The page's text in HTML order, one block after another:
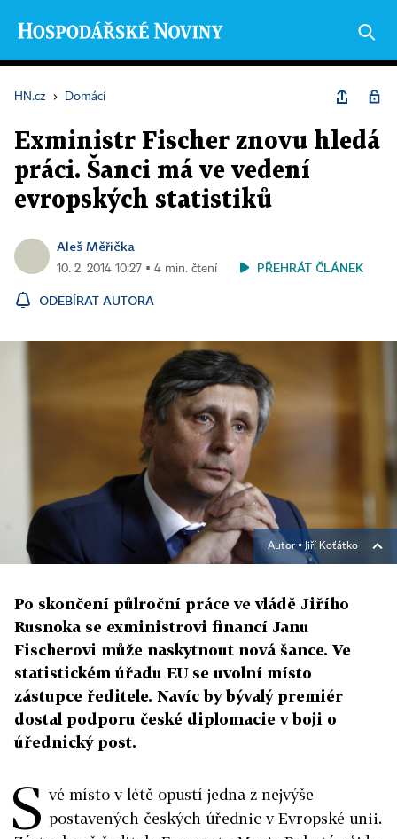
HN.cz › Domácí
Exministr Fischer znovu hledá
práci. Šanci má ve vedení
evropských statistiků
Aleš Měřička
10. 2. 2014 10:27 ▪ 4 min. čtení PŘEHRÁT ČLÁNEK
ODEBÍRAT AUTORA
Autor ▪ Jiří Koťátko
Po skončení půlroční práce ve vládě Jiřího
Rusnoka se exministrovi financí Janu
Fischerovi může naskytnout nová šance. Ve
statistickém úřadu EU se uvolní místo
zástupce ředitele. Navíc by bývalý premiér
dostal podporu české diplomacie v boji o
úřednický post.
S vé místo v létě opustí jedna z nejvýše
postavených českých úřednic v Evropské unii.